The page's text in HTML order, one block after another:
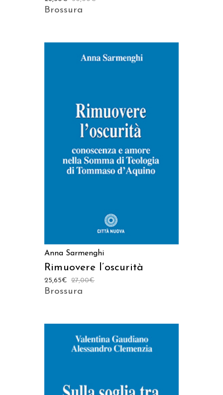
Brossura
Anna Sarmenghi
Rimuovere l’oscurità
27,00€
25,65€
Brossura